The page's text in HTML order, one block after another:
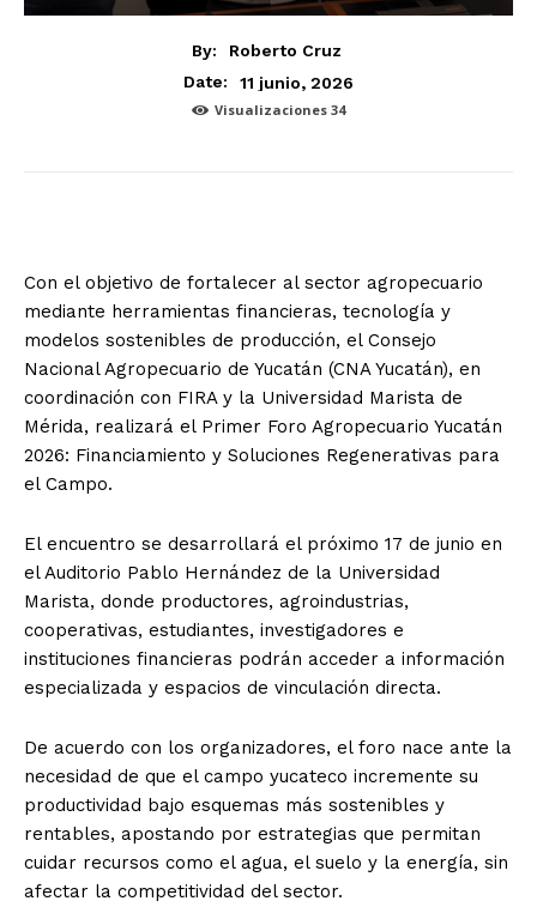
By:
Roberto Cruz
Date:
11 junio, 2026
Visualizaciones 34
Con el objetivo de fortalecer al sector agropecuario
mediante herramientas financieras, tecnología y
modelos sostenibles de producción, el Consejo
Nacional Agropecuario de Yucatán (CNA Yucatán), en
coordinación con FIRA y la Universidad Marista de
Mérida, realizará el Primer Foro Agropecuario Yucatán
2026: Financiamiento y Soluciones Regenerativas para
el Campo.
El encuentro se desarrollará el próximo 17 de junio en
el Auditorio Pablo Hernández de la Universidad
Marista, donde productores, agroindustrias,
cooperativas, estudiantes, investigadores e
instituciones financieras podrán acceder a información
especializada y espacios de vinculación directa.
De acuerdo con los organizadores, el foro nace ante la
necesidad de que el campo yucateco incremente su
productividad bajo esquemas más sostenibles y
rentables, apostando por estrategias que permitan
cuidar recursos como el agua, el suelo y la energía, sin
afectar la competitividad del sector.